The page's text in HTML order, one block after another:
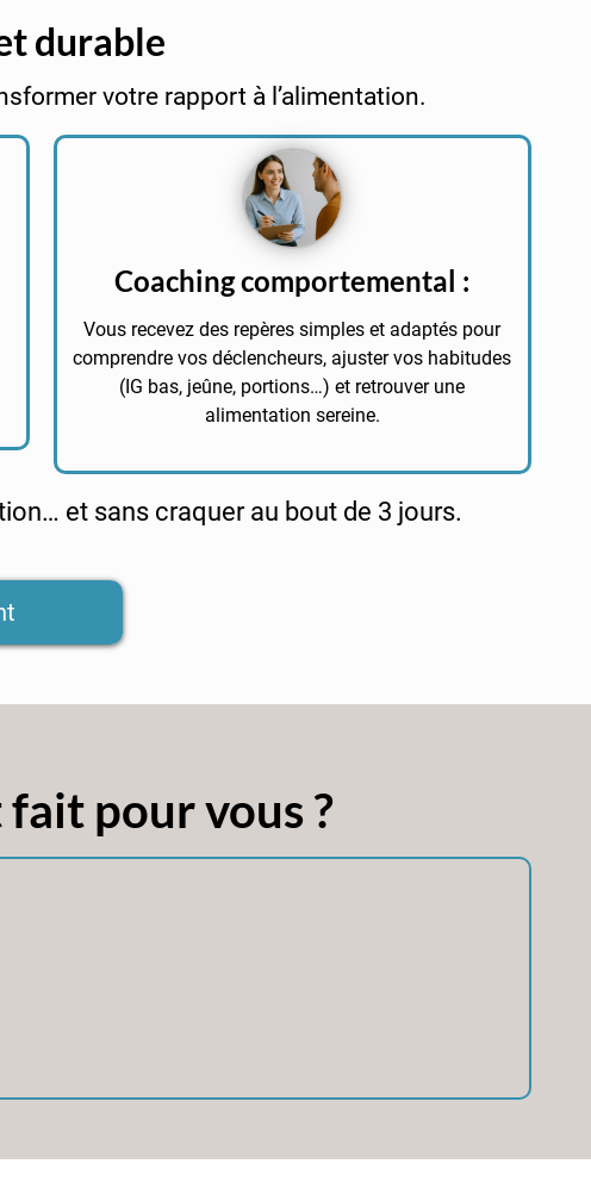
durable
votre rapport à l’alimentation.
Coaching comportemental :
Vous recevez des repères simples et adaptés pour
comprendre vos déclencheurs, ajuster vos habitudes
(IG bas, jeûne, portions…) et retrouver une
alimentation sereine.
et sans craquer au bout de 3 jours.
pour vous ?